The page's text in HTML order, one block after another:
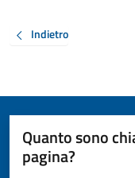
Indietro
Quanto sono
pagina?